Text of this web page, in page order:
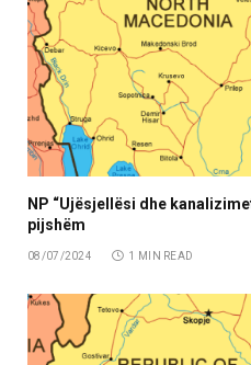
NP “Ujësjellësi dhe
pijshëm
08/07/2024 1 MIN READ